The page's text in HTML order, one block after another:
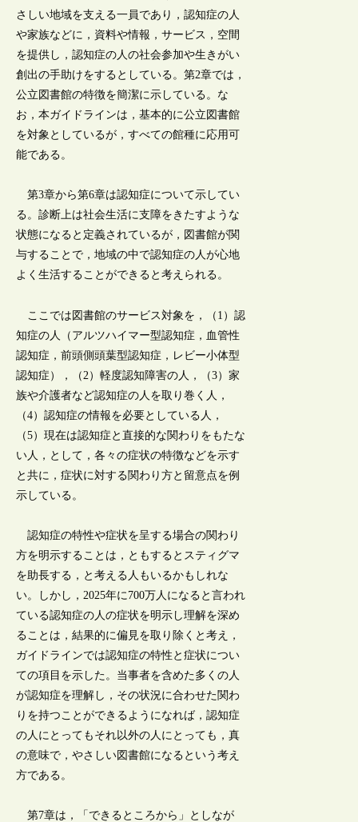
さしい地域を支える一員であり，認知症の人
や家族などに，資料や情報，サービス，空間
を提供し，認知症の人の社会参加や生きがい
創出の手助けをするとしている。第2章では，
公立図書館の特徴を簡潔に示している。な
お，本ガイドラインは，基本的に公立図書館
を対象としているが，すべての館種に応用可
能である。
第3章から第6章は認知症について示してい
る。診断上は社会生活に支障をきたすような
状態になると定義されているが，図書館が関
与することで，地域の中で認知症の人が心地
よく生活することができると考えられる。
ここでは図書館のサービス対象を，（1）認
知症の人（アルツハイマー型認知症，血管性
認知症，前頭側頭葉型認知症，レビー小体型
認知症），（2）軽度認知障害の人，（3）家
族や介護者など認知症の人を取り巻く人，
（4）認知症の情報を必要としている人，
（5）現在は認知症と直接的な関わりをもたな
い人，として，各々の症状の特徴などを示す
と共に，症状に対する関わり方と留意点を例
示している。
認知症の特性や症状を呈する場合の関わり
方を明示することは，ともするとスティグマ
を助長する，と考える人もいるかもしれな
い。しかし，2025年に700万人になると言われ
ている認知症の人の症状を明示し理解を深め
ることは，結果的に偏見を取り除くと考え，
ガイドラインでは認知症の特性と症状につい
ての項目を示した。当事者を含めた多くの人
が認知症を理解し，その状況に合わせた関わ
りを持つことができるようになれば，認知症
の人にとってもそれ以外の人にとっても，真
の意味で，やさしい図書館になるという考え
方である。
第7章は，「できるところから」としなが